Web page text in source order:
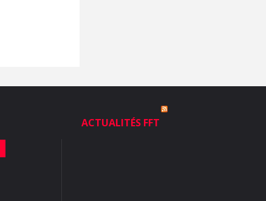
ACTUALITÉS FFT